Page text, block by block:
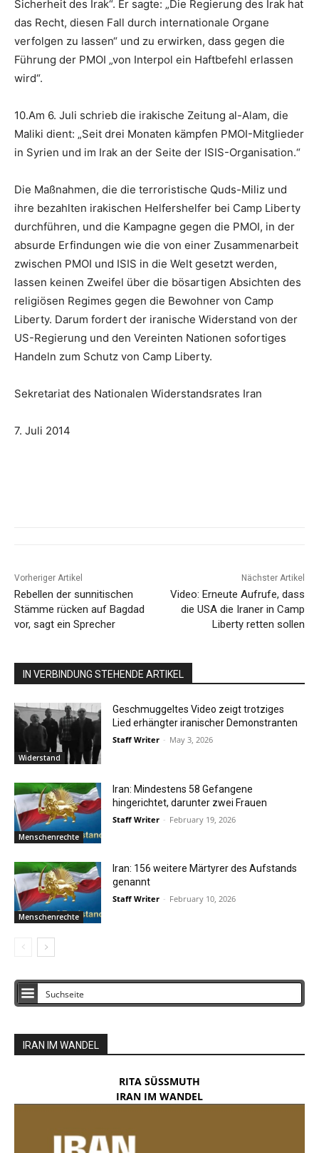
Sicherheit des Irak“. Er sagte: „Die Regierung des Irak hat
das Recht, diesen Fall durch internationale Organe
verfolgen zu lassen“ und zu erwirken, dass gegen die
Führung der PMOI „von Interpol ein Haftbefehl erlassen
wird“.
10.Am 6. Juli schrieb die irakische Zeitung al-Alam, die
Maliki dient: „Seit drei Monaten kämpfen PMOI-Mitglieder
in Syrien und im Irak an der Seite der ISIS-Organisation.“
Die Maßnahmen, die die terroristische Quds-Miliz und
ihre bezahlten irakischen Helfershelfer bei Camp Liberty
durchführen, und die Kampagne gegen die PMOI, in der
absurde Erfindungen wie die von einer Zusammenarbeit
zwischen PMOI und ISIS in die Welt gesetzt werden,
lassen keinen Zweifel über die bösartigen Absichten des
religiösen Regimes gegen die Bewohner von Camp
Liberty. Darum fordert der iranische Widerstand von der
US-Regierung und den Vereinten Nationen sofortiges
Handeln zum Schutz von Camp Liberty.
Sekretariat des Nationalen Widerstandsrates Iran
7. Juli 2014
Vorheriger Artikel
Rebellen der sunnitischen
Stämme rücken auf Bagdad
vor, sagt ein Sprecher
Nächster Artikel
Video: Erneute Aufrufe, dass
die USA die Iraner in Camp
Liberty retten sollen
IN VERBINDUNG STEHENDE ARTIKEL
Widerstand
Geschmuggeltes Video zeigt trotziges
Lied erhängter iranischer Demonstranten
Staff Writer - May 3, 2026
Menschenrechte
Iran: Mindestens 58 Gefangene
hingerichtet, darunter zwei Frauen
Staff Writer - February 19, 2026
Menschenrechte
Iran: 156 weitere Märtyrer des Aufstands
genannt
Staff Writer - February 10, 2026
IRAN IM WANDEL
RITA SÜSSMUTH
IRAN IM WANDEL